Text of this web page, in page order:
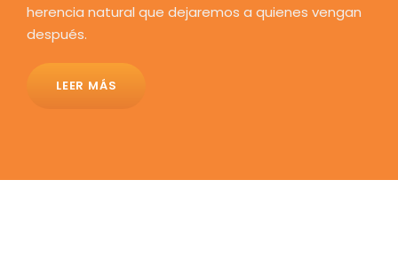
herencia natural que dejaremos a quienes vengan
después.
LEER MÁS